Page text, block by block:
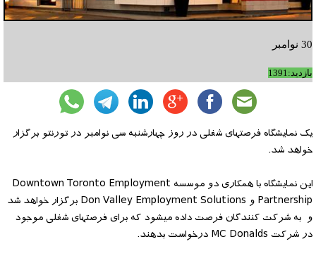
30 نوامبر
بازدید:1391
یک نمایشگاه فرصتهای شغلی در روز چهارشنبه سی نوامبر در تورنتو برگزار
خواهد شد.
این نمایشگاه با همکاری دو موسسه Downtown Toronto Employment
Partnership و Don Valley Employment Solutions برگزار خواهد شد
و به شرکت کنندگان فرصت داده میشود که برای فرصتهای شغلی موجود
در شرکت MC Donalds درخواست بدهند.